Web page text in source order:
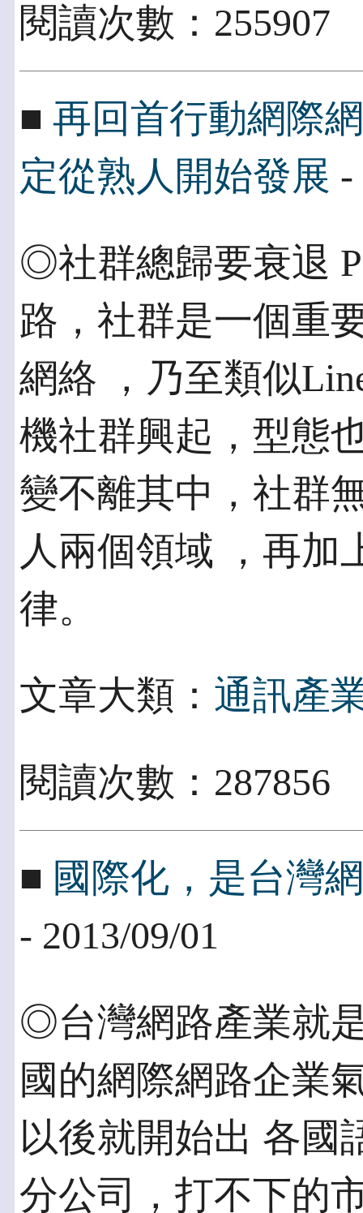
閱讀次數：
■ 再回首行動網際
定從熟人開始發展 -
◎社群總歸要衰退
路，社群是一個重
網絡 ，乃至類似
機社群興起，型態
變不離其中，社群
人兩個領域 ，再加
律。
文章大類： 通訊產
閱讀次數：
■ 國際化，是台灣
- 2013/09/01
◎台灣網路產業就
國的網際網路企業
以後就開始出 各國
分公司，打不下的